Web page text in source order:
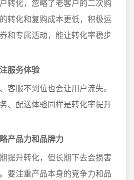
转化，忽略了老客户的二次购
转化和复购成本更低，积极运
和专属活动，能让转化率稳步
服务体验
客服不到位也会让用户流失。
、配送体验同样是转化率提升
产品力和品牌力
提升转化，但长期下去会损害
要注重产品本身的竞争力和品